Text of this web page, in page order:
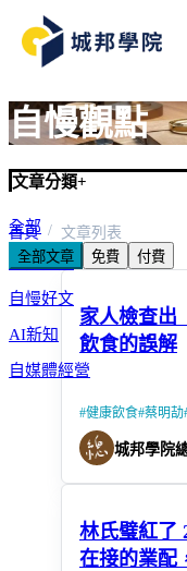
自慢觀點
文章分類+
全部
常見問題
自慢好文
AI新知
自媒體經營
首頁
文章列表
全部文章
免費 付費
家人檢查出
飲食的誤解
#健康飲食#蔡明劼
城邦學院
林氏璧紅了
在接的業配